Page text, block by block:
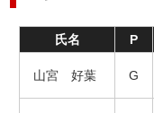
氏名 P
山宮 好葉 G